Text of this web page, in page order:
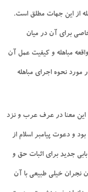
از اين جهات مطلق است.
براى آن در ميان
مباهله و كيفيت عمل آن
مورد نحوه اجراى مباهله
اين معنا در عرف عرب و نزد
و دعوت پيامبر اسلام از
جديد براى اثبات حق و
نجران خيلى طبيعى با آن